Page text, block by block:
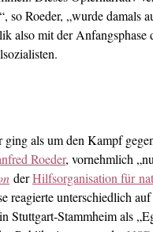
Roeder, „wurde damals
also mit der Anfangsphase
als um den Kampf
Roeder, vornehmlich
derHilfsorganisation für
unterschiedlich auf
in Stuttgart-Stammheim als